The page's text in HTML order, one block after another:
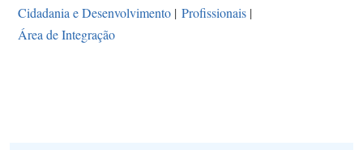
Cidadania e Desenvolvimento | Profissionais |
Área de Integração